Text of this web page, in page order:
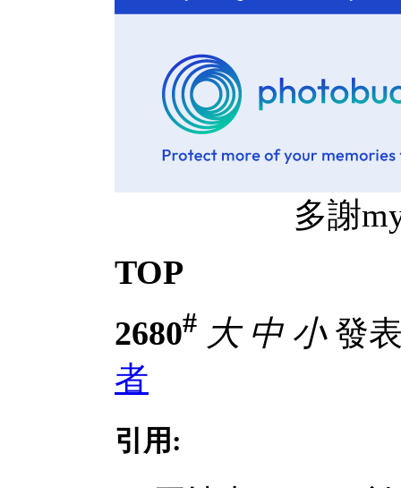
多謝mythz創
TOP
2680# 大 中 小發
者
引用: